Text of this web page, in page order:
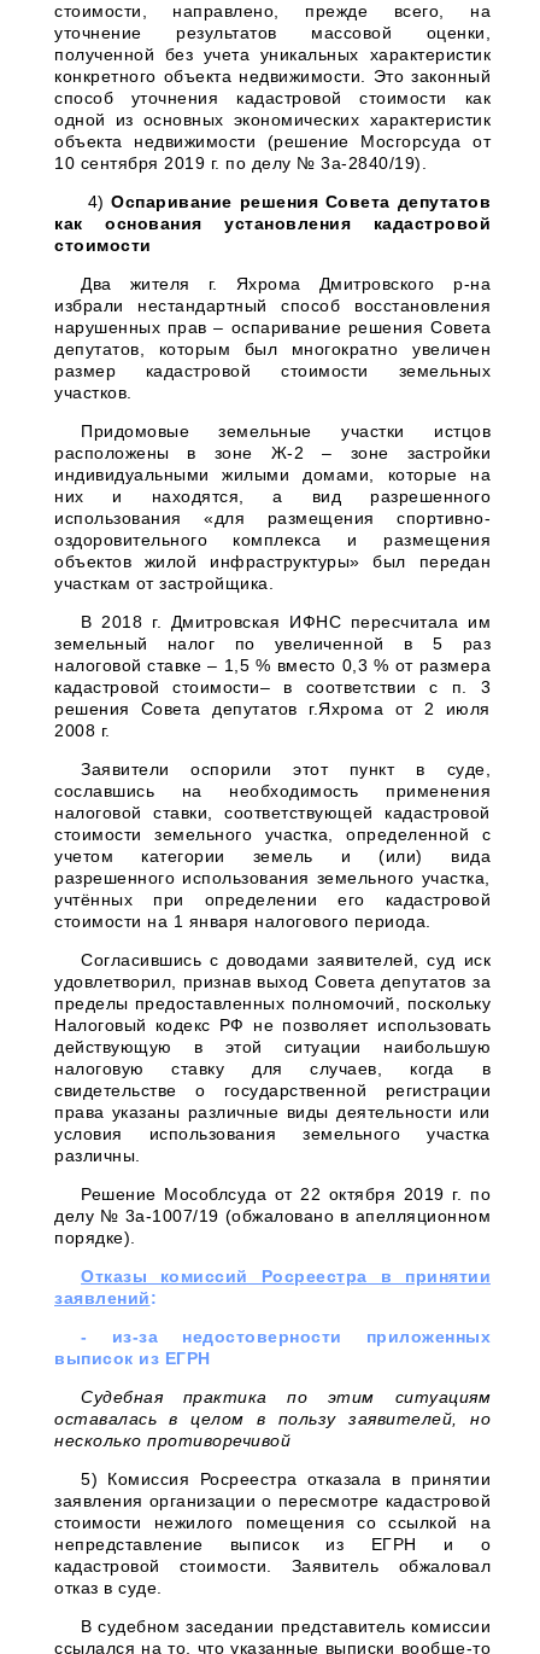
стоимости, направлено, прежде всего, на
уточнение результатов массовой оценки,
полученной без учета уникальных характеристик
конкретного объекта недвижимости. Это законный
способ уточнения кадастровой стоимости как
одной из основных экономических характеристик
объекта недвижимости (решение Мосгорсуда от
10 сентября 2019 г. по делу № 3а-2840/19).
4)Оспаривание решения Совета депутатов
как основания установления кадастровой
стоимости
Два жителя г. Яхрома Дмитровского р-на
избрали нестандартный способ восстановления
нарушенных прав – оспаривание решения Совета
депутатов, которым был многократно увеличен
размер кадастровой стоимости земельных
участков.
Придомовые земельные участки истцов
расположены в зоне Ж-2 – зоне застройки
индивидуальными жилыми домами, которые на
них и находятся, а вид разрешенного
использования «для размещения спортивно-
оздоровительного комплекса и размещения
объектов жилой инфраструктуры» был передан
участкам от застройщика.
В 2018 г. Дмитровская ИФНС пересчитала им
земельный налог по увеличенной в 5 раз
налоговой ставке – 1,5 % вместо 0,3 % от размера
кадастровой стоимости– в соответствии с п. 3
решения Совета депутатов г.Яхрома от 2 июля
2008 г.
Заявители оспорили этот пункт в суде,
сославшись на необходимость применения
налоговой ставки, соответствующей кадастровой
стоимости земельного участка, определенной с
учетом категории земель и (или) вида
разрешенного использования земельного участка,
учтённых при определении его кадастровой
стоимости на 1 января налогового периода.
Согласившись с доводами заявителей, суд иск
удовлетворил, признав выход Совета депутатов за
пределы предоставленных полномочий, поскольку
Налоговый кодекс РФ не позволяет использовать
действующую в этой ситуации наибольшую
налоговую ставку для случаев, когда в
свидетельстве о государственной регистрации
права указаны различные виды деятельности или
условия использования земельного участка
различны.
Решение Мособлсуда от 22 октября 2019 г. по
делу № 3а-1007/19 (обжаловано в апелляционном
порядке).
Отказы комиссий Росреестра в принятии
заявлений:
- из-за недостоверности приложенных
выписок из ЕГРН
Судебная практика по этим ситуациям
оставалась в целом в пользу заявителей, но
несколько противоречивой
5) Комиссия Росреестра отказала в принятии
заявления организации о пересмотре кадастровой
стоимости нежилого помещения со ссылкой на
непредставление выписок из ЕГРН и о
кадастровой стоимости. Заявитель обжаловал
отказ в суде.
В судебном заседании представитель комиссии
ссылался на то, что указанные выписки вообще-то